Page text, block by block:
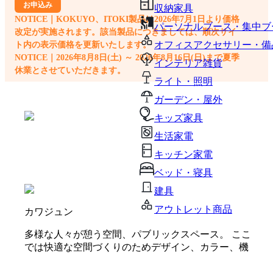
収納家具
パーソナルブース・集中
オフィスアクセサリー・備
インテリア雑貨
ライト・照明
ガーデン・屋外
キッズ家具
生活家電
キッチン家電
ベッド・寝具
建具
アウトレット商品
お申込み
NOTICE｜KOKUYO、ITOKI製品は2026年7月1日より価格
改定が実施されます。該当製品につきましては、順次サイ
ト内の表示価格を更新いたします。
NOTICE｜2026年8月8日(土) ～ 2026年8月16日(日)まで夏季
休業とさせていただきます。
カワジュン
多様な人々が憩う空間、パブリックスペース。 ここ
では快適な空間づくりのためデザイン、カラー、機